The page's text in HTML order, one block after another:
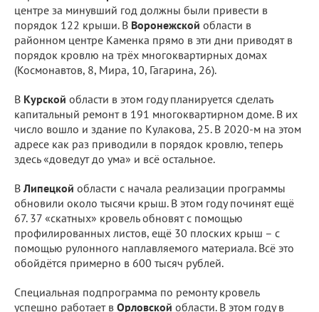
центре за минувший год должны были привести в
порядок 122 крыши. В Воронежской области в
районном центре Каменка прямо в эти дни приводят в
порядок кровлю на трёх многоквартирных домах
(Космонавтов, 8, Мира, 10, Гагарина, 26).
В Курской области в этом году планируется сделать
капитальный ремонт в 191 многоквартирном доме. В их
число вошло и здание по Кулакова, 25. В 2020-м на этом
адресе как раз приводили в порядок кровлю, теперь
здесь «доведут до ума» и всё остальное.
В Липецкой области с начала реализации программы
обновили около тысячи крыш. В этом году починят ещё
67. 37 «скатных» кровель обновят с помощью
профилированных листов, ещё 30 плоских крыш – с
помощью рулонного наплавляемого материала. Всё это
обойдётся примерно в 600 тысяч рублей.
Специальная подпрограмма по ремонту кровель
успешно работает в Орловской области. В этом году в